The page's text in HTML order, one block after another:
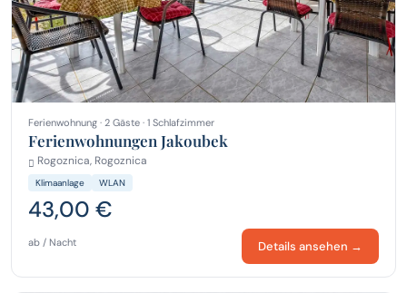
Ferienwohnung · 2 Gäste · 1 Schlafzimmer
Ferienwohnungen Jakoubek
Rogoznica, Rogoznica
Klimaanlage WLAN
43,00 €
ab / Nacht Details ansehen →